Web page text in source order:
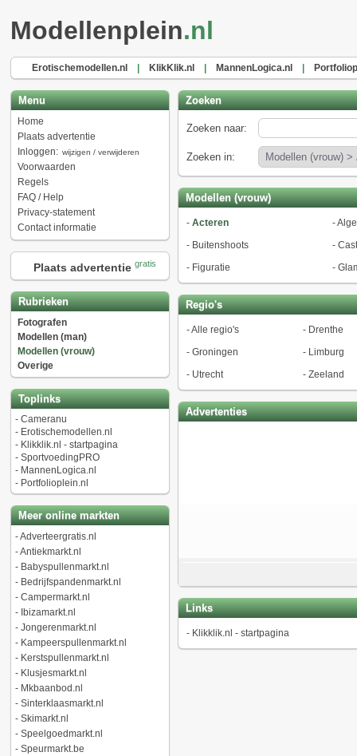
Modellenplein.nl
Erotischemodellen.nl KlikKlik.nl MannenLogica.nl
Menu
Home
Plaats advertentie
Inloggen: wijzigen / verwijderen
Voorwaarden
Regels
FAQ / Help
Privacy-statement
Contact informatie
Plaats advertentie gratis
Rubrieken
Fotografen
Modellen (man)
Modellen (vrouw)
Overige
Toplinks
- Cameranu
- Erotischemodellen.nl
- Klikklik.nl - startpagina
- SportvoedingPRO
- MannenLogica.nl
- Portfolioplein.nl
Meer online markten
-Adverteergratis.nl
-Antiekmarkt.nl
- Babyspullenmarkt.nl
- Bedrijfspandenmarkt.nl
- Campermarkt.nl
- Ibizamarkt.nl
- Jongerenmarkt.nl
- Kampeerspullenmarkt.nl
- Kerstspullenmarkt.nl
- Klusjesmarkt.nl
- Mkbaanbod.nl
- Sinterklaasmarkt.nl
- Skimarkt.nl
- Speelgoedmarkt.nl
- Speurmarkt.be
Zoeken
Zoeken naar:
Zoeken in:
Modellen (vrouw)
- Acteren -
- Buitenshoots -
- Figuratie -
Regio's
-Alle regio's - Drenthe
- Groningen - Limburg
- Utrecht - Zeeland
Advertenties
Links
- Klikklik.nl - startpagina